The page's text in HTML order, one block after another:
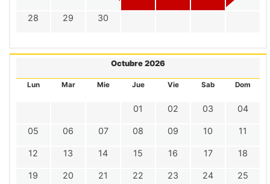
28 29 30
Octubre 2026
Lun Mar Mie Jue Vie Sab Dom
01 02 03 04
05 06 07 08 09 10 11
12 13 14 15 16 17 18
19 20 21 22 23 24 25